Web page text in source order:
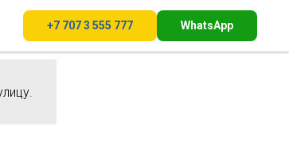
+7 707 3 555 777 WhatsApp